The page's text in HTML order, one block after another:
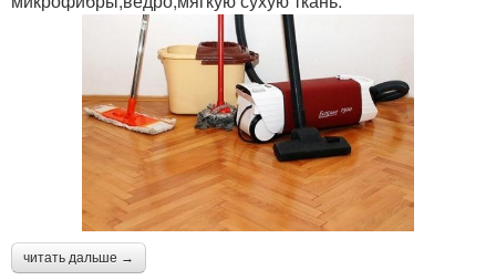
читать дальше →